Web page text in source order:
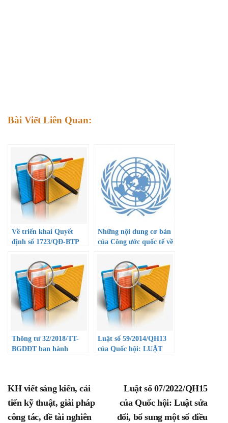
Bài Viết Liên Quan:
Về triển khai Quyết
định số 1723/QĐ-BTP
trưởng Bộ Tư pháp
(Kính gửi: Hiệu trưởng
các trường THPT, Thủ
trưởng các đơn vị trực
thuộc)
Những nội dung cơ bản
của Công ước quốc tế về
chính trị
Thông tư 32/2018/TT-
BGDĐT ban hành
Luật số 59/2014/QH13
của Quốc hội: LUẬT
KH viết sáng kiến, cải
tiến kỹ thuật, giải pháp
công tác, đề tài nghiên
Luật số 07/2022/QH15
của Quốc hội: Luật sửa
đổi, bổ sung một số điều